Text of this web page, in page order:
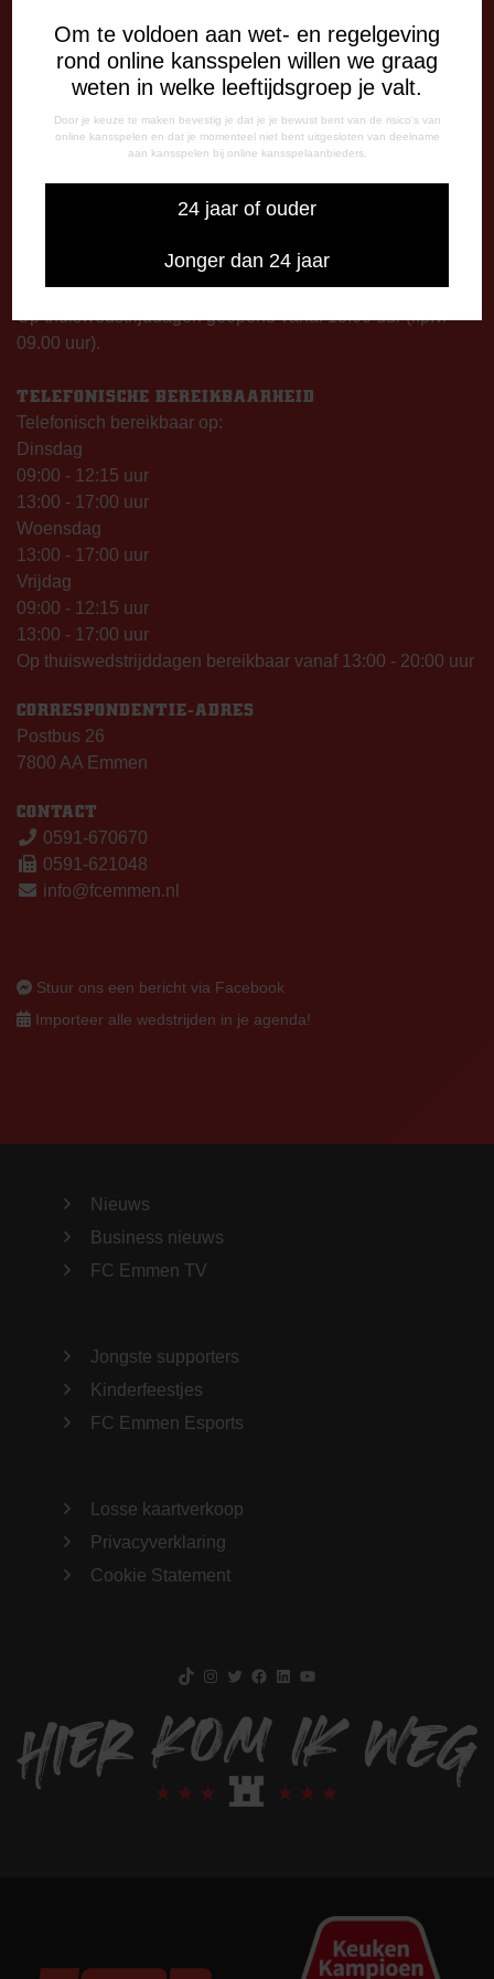
Om te voldoen aan wet- en regelgeving
rond online kansspelen willen we graag
weten in welke leeftijdsgroep je valt.
Door je keuze te maken bevestig je dat je je bewust bent van de risico's van
online kansspelen en dat je momenteel niet bent uitgesloten van deelname
aan kansspelen bij online kansspelaanbieders.
24 jaar of ouder
Jonger dan 24 jaar
DE OUDE MEERDIJK
Stadionplein 1
OPENINGSTIJDEN
De Oude Meerdijk
Maandag: 09.00 – 17.00 uur
13.00 – 17.00 uur
Op thuiswedstrijddagen geopend vanaf 13.00 uur (i.p.v.
09.00 uur).
TELEFONISCHE BEREIKBAARHEID
Telefonisch bereikbaar op:
Dinsdag
09:00 - 12:15 uur
13:00 - 17:00 uur
Woensdag
13:00 - 17:00 uur
Vrijdag
09:00 - 12:15 uur
13:00 - 17:00 uur
Op thuiswedstrijddagen bereikbaar vanaf 13:00 - 20:00 uur
CORRESPONDENTIE-ADRES
Postbus 26
7800 AA Emmen
CONTACT
0591-670670
0591-621048
info@fcemmen.nl
Stuur ons een bericht via Facebook
Importeer alle wedstrijden in je agenda!
Nieuws
Business nieuws
FC Emmen TV
Jongste supporters
Kinderfeestjes
FC Emmen Esports
Losse kaartverkoop
Privacyverklaring
Cookie Statement